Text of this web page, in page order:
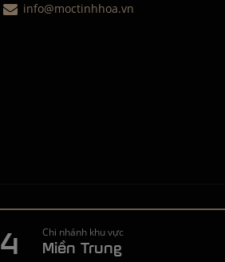
info@moctinhhoa.vn
4 Chi nhánh khu vực
Miền Trung